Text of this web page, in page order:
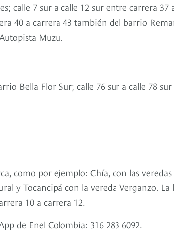
calle 7 sur a calle 12 sur entre carrera 37
40 a carrera 43 también del barrio
Muzu.
Bella Flor Sur; calle 76 sur a calle 78 sur
como por ejemplo: Chía, con las veredas
y Tocancipá con la vereda Verganzo. La
10 a carrera 12.
de Enel Colombia: 316 283 6092.